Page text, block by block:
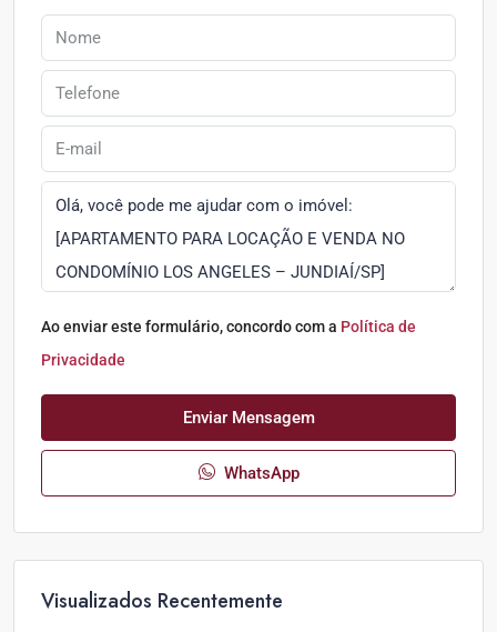
Ao enviar este formulário, concordo com a Política de
Privacidade
Enviar Mensagem
WhatsApp
Visualizados Recentemente